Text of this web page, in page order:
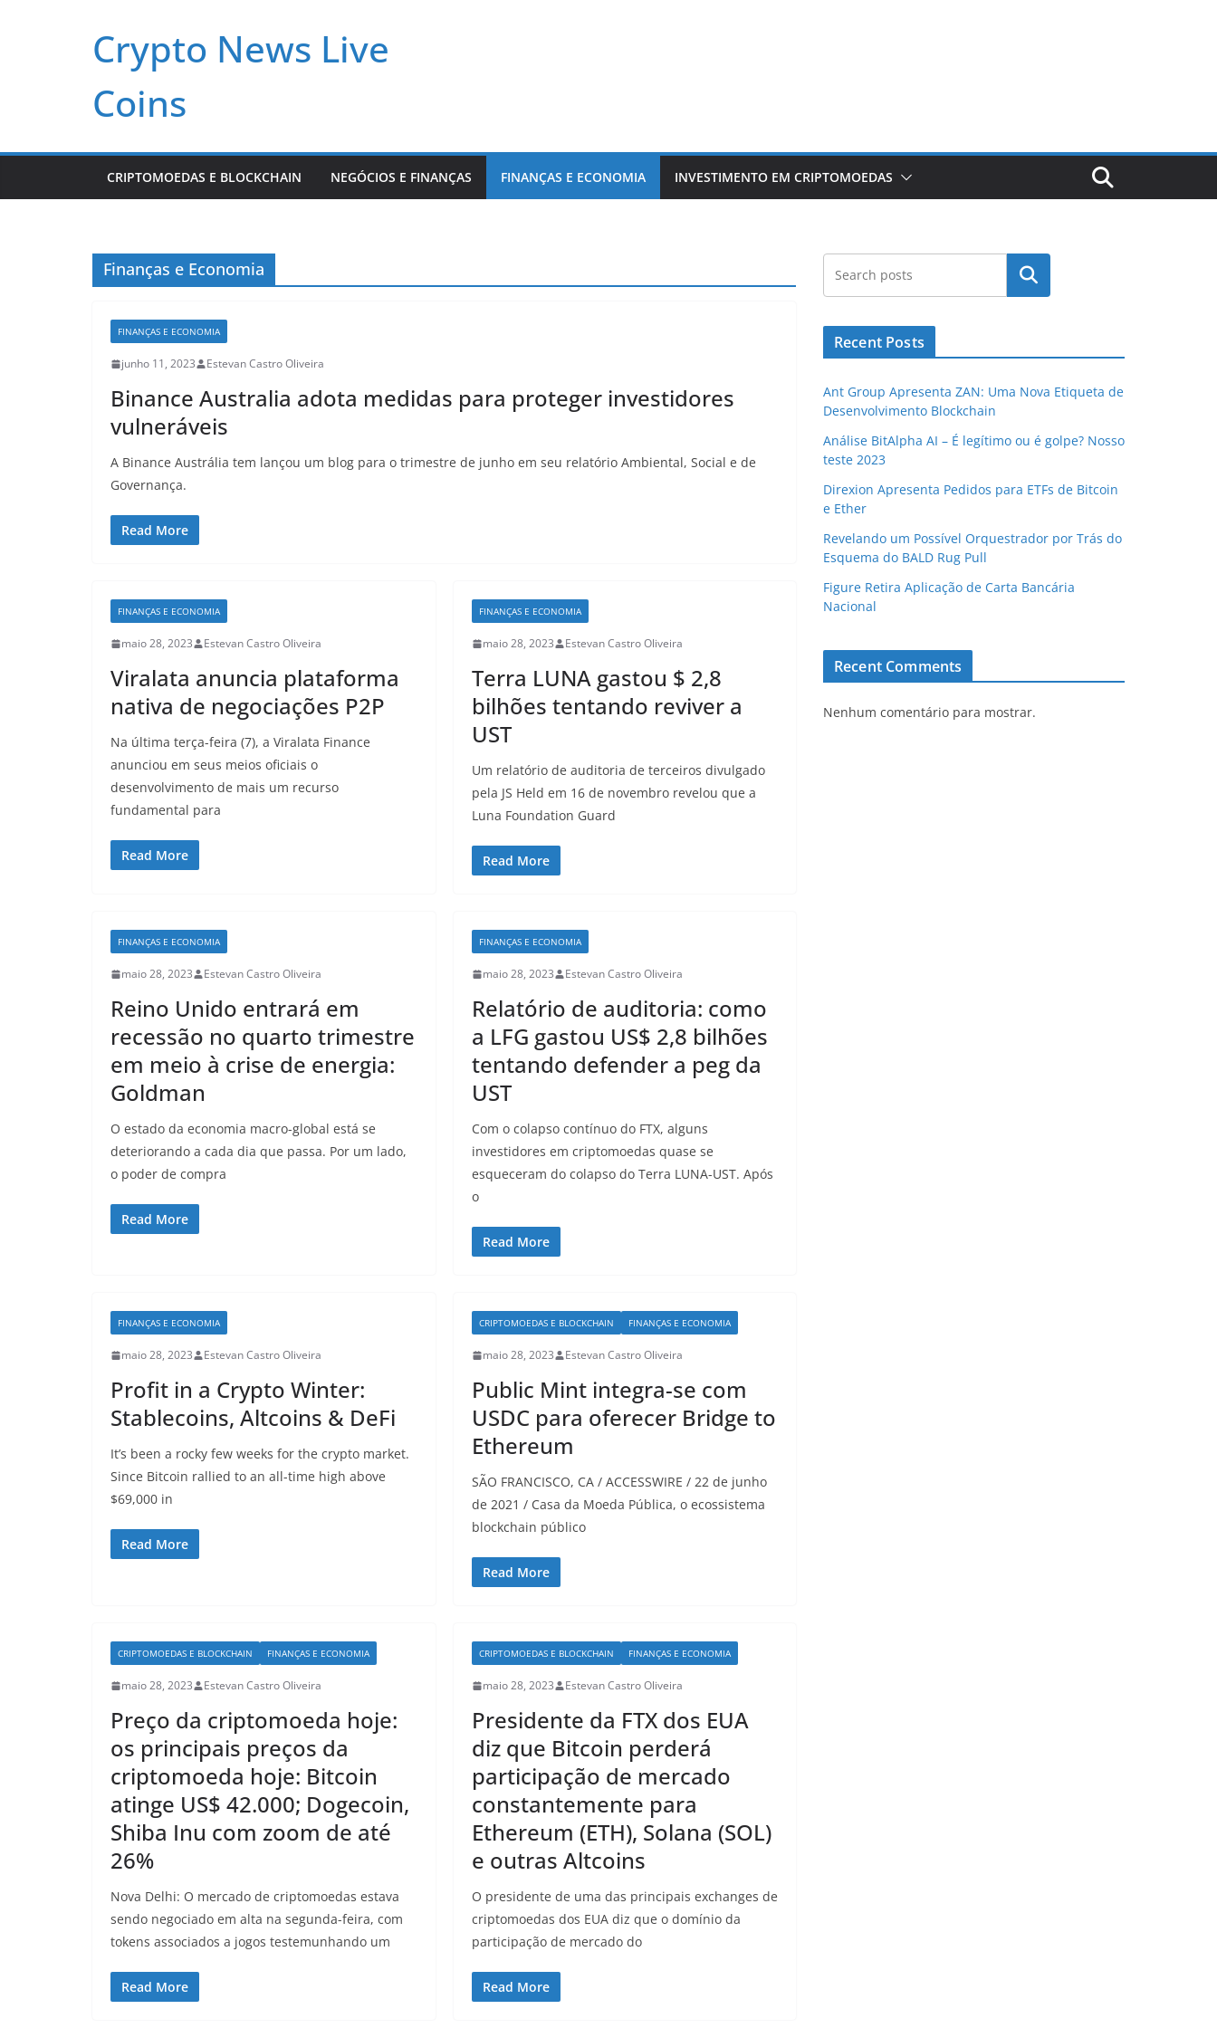
Crypto News Live
Coins
CRIPTOMOEDAS E BLOCKCHAIN NEGÓCIOS E FINANÇAS FINANÇAS E ECONOMIA INVESTIMENTO EM CRIPTOMOEDAS
Finanças e Economia
FINANÇAS E ECONOMIA
junho 11, 2023 Estevan Castro Oliveira
Binance Australia adota medidas para proteger investidores
vulneráveis
A Binance Austrália tem lançou um blog para o trimestre de junho em seu relatório Ambiental, Social e de
Governança.
Read More
FINANÇAS E ECONOMIA
maio 28, 2023 Estevan Castro Oliveira
Viralata anuncia plataforma
nativa de negociações P2P
Na última terça-feira (7), a Viralata Finance
anunciou em seus meios oficiais o
desenvolvimento de mais um recurso
fundamental para
Read More
FINANÇAS E ECONOMIA
maio 28, 2023 Estevan Castro Oliveira
Terra LUNA gastou $ 2,8
bilhões tentando reviver a
UST
Um relatório de auditoria de terceiros divulgado
pela JS Held em 16 de novembro revelou que a
Luna Foundation Guard
Read More
FINANÇAS E ECONOMIA
maio 28, 2023 Estevan Castro Oliveira
Reino Unido entrará em
recessão no quarto trimestre
em meio à crise de energia:
Goldman
O estado da economia macro-global está se
deteriorando a cada dia que passa. Por um lado,
o poder de compra
Read More
FINANÇAS E ECONOMIA
maio 28, 2023 Estevan Castro Oliveira
Relatório de auditoria: como
a LFG gastou US$ 2,8 bilhões
tentando defender a peg da
UST
Com o colapso contínuo do FTX, alguns
investidores em criptomoedas quase se
esqueceram do colapso do Terra LUNA-UST. Após
o
Read More
FINANÇAS E ECONOMIA
maio 28, 2023 Estevan Castro Oliveira
Profit in a Crypto Winter:
Stablecoins, Altcoins & DeFi
It’s been a rocky few weeks for the crypto market.
Since Bitcoin rallied to an all-time high above
$69,000 in
Read More
CRIPTOMOEDAS E BLOCKCHAIN FINANÇAS E ECONOMIA
maio 28, 2023 Estevan Castro Oliveira
Public Mint integra-se com
USDC para oferecer Bridge to
Ethereum
SÃO FRANCISCO, CA / ACCESSWIRE / 22 de junho
de 2021 / Casa da Moeda Pública, o ecossistema
blockchain público
Read More
CRIPTOMOEDAS E BLOCKCHAIN FINANÇAS E ECONOMIA
maio 28, 2023 Estevan Castro Oliveira
Preço da criptomoeda hoje:
os principais preços da
criptomoeda hoje: Bitcoin
atinge US$ 42.000; Dogecoin,
Shiba Inu com zoom de até
26%
Nova Delhi: O mercado de criptomoedas estava
sendo negociado em alta na segunda-feira, com
tokens associados a jogos testemunhando um
Read More
CRIPTOMOEDAS E BLOCKCHAIN FINANÇAS E ECONOMIA
maio 28, 2023 Estevan Castro Oliveira
Presidente da FTX dos EUA
diz que Bitcoin perderá
participação de mercado
constantemente para
Ethereum (ETH), Solana (SOL)
e outras Altcoins
O presidente de uma das principais exchanges de
criptomoedas dos EUA diz que o domínio da
participação de mercado do
Read More
Pesquisar
Recent Posts
Ant Group Apresenta ZAN: Uma Nova Etiqueta de
Desenvolvimento Blockchain
Análise BitAlpha AI – É legítimo ou é golpe? Nosso
teste 2023
Direxion Apresenta Pedidos para ETFs de Bitcoin
e Ether
Revelando um Possível Orquestrador por Trás do
Esquema do BALD Rug Pull
Figure Retira Aplicação de Carta Bancária
Nacional
Recent Comments
Nenhum comentário para mostrar.